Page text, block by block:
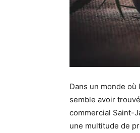
Dans un monde
semble avoir
commercial Saint-
une multitude de